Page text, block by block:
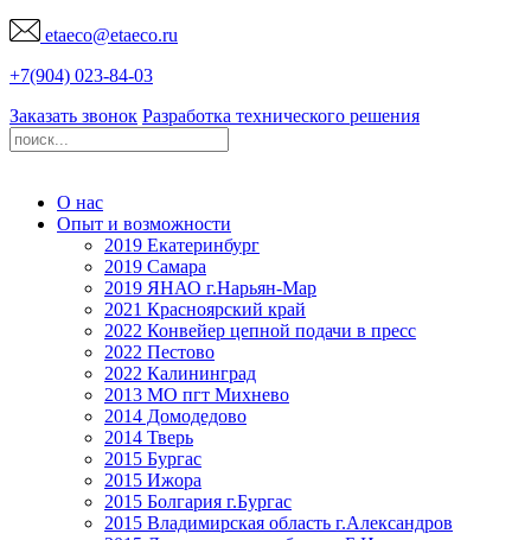
etaeco@etaeco.ru
+7(904) 023-84-03
Заказать звонок Разработка технического решения
О нас
Опыт и возможности
2019 Екатеринбург
2019 Самара
2019 ЯНАО г.Нарьян-Мар
2021 Красноярский край
2022 Конвейер цепной подачи в пресс
2022 Пестово
2022 Калининград
2013 МО пгт Михнево
2014 Домодедово
2014 Тверь
2015 Бургас
2015 Ижора
2015 Болгария г.Бургас
2015 Владимирская область г.Александров